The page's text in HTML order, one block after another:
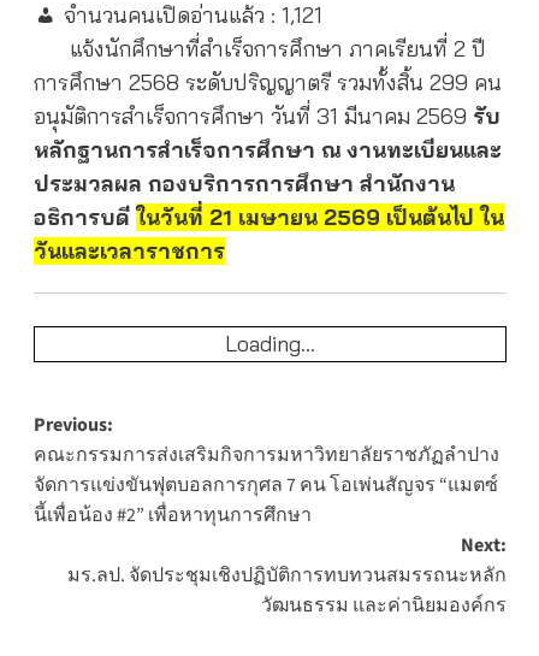
จำนวนคนเปิดอ่านแล้ว : 1,121
แจ้งนักศึกษาที่สำเร็จการศึกษา ภาคเรียนที่ 2 ปี
การศึกษา 2568 ระดับปริญญาตรี รวมทั้งสิ้น 299 คน
อนุมัติการสำเร็จการศึกษา วันที่ 31 มีนาคม 2569 รับ
หลักฐานการสำเร็จการศึกษา ณ งานทะเบียนและ
ประมวลผล กองบริการการศึกษา สำนักงาน
อธิการบดี ในวันที่ 21 เมษายน 2569 เป็นต้นไป ใน
วันและเวลาราชการ
Loading...
Post
navigation
Previous:
คณะกรรมการส่งเสริมกิจการมหาวิทยาลัยราชภัฏลำปาง
จัดการแข่งขันฟุตบอลการกุศล 7 คน โอเพ่นสัญจร “แมตซ์
นี้เพื่อน้อง #2” เพื่อหาทุนการศึกษา
Next:
มร.ลป. จัดประชุมเชิงปฏิบัติการทบทวนสมรรถนะหลัก
วัฒนธรรม และค่านิยมองค์กร